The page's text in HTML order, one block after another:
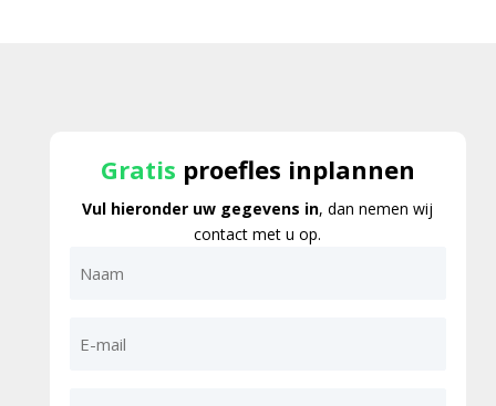
Gratis proefles inplannen
Vul hieronder uw gegevens in, dan nemen wij
contact met u op.